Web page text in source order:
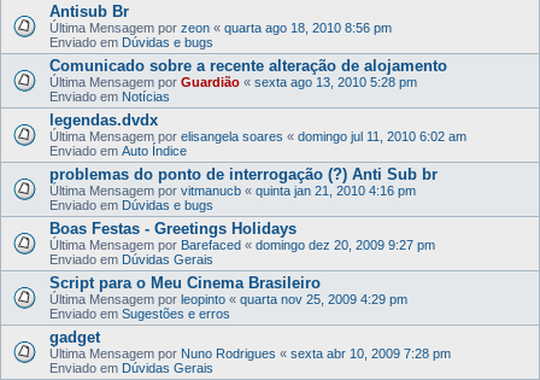
Antisub Br
Última Mensagem por zeon « quarta ago 18, 2010 8:56 pm
Enviado em Dúvidas e bugs
Comunicado sobre a recente alteração de alojamento
Última Mensagem por Guardião « sexta ago 13, 2010 5:28 pm
Enviado em Notícias
legendas.dvdx
Última Mensagem por elisangela soares « domingo jul 11, 2010 6:02 am
Enviado em Auto Índice
problemas do ponto de interrogação (?) Anti Sub br
Última Mensagem por vitmanucb « quinta jan 21, 2010 4:16 pm
Enviado em Dúvidas e bugs
Boas Festas - Greetings Holidays
Última Mensagem por Barefaced « domingo dez 20, 2009 9:27 pm
Enviado em Dúvidas Gerais
Script para o Meu Cinema Brasileiro
Última Mensagem por leopinto « quarta nov 25, 2009 4:29 pm
Enviado em Sugestões e erros
gadget
Última Mensagem por Nuno Rodrigues « sexta abr 10, 2009 7:28 pm
Enviado em Dúvidas Gerais